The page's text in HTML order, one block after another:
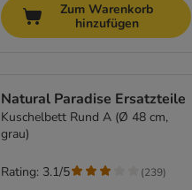
Zum Warenkorb
hinzufügen
Natural Paradise Ersatzteile
Kuschelbett Rund A (Ø 48 cm,
grau)
Rating: 3.1/5 (239)